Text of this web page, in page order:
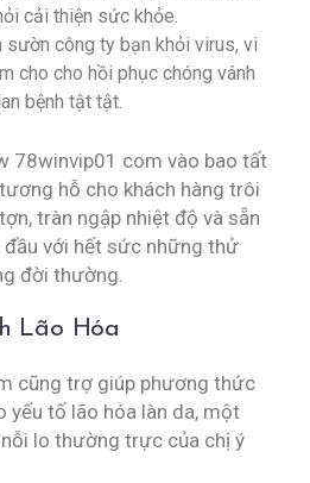
cải thiện sức khỏe.
sườn công ty bạn khỏi virus, vi
cho cho hồi phục chóng vánh
bệnh tật tật.
78winvip01 com vào bao tất
hỗ cho khách hàng trôi
tràn ngập nhiệt độ và sẵn
với hết sức những thử
đời thường.
Lão Hóa
cũng trợ giúp phương thức
yếu tố lão hóa làn da, một
lo thường trực của chị ý